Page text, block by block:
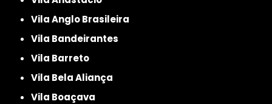
Vila Anglo Brasileira
Vila Bandeirantes
Vila Barreto
Vila Bela Aliança
Vila Boaçava